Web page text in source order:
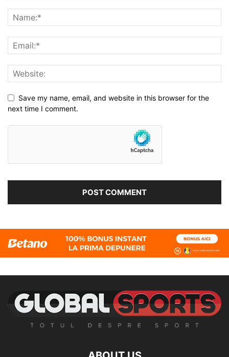
Save my name, email, and website in this browser for the
next time I comment.